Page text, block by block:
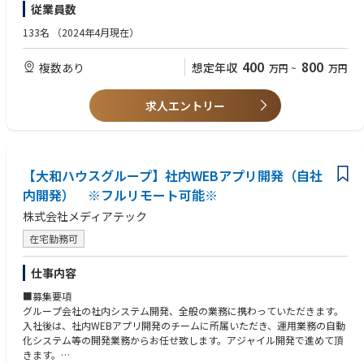
してもらう想定です。
＜クライアントは大和ハウスグループ全体＞
出資は大和ハウス本体になりますが、売上好調かつDX推進の優先度が高い
ため、投資を惜しむことはありません。
【歓迎】
・Scrumチームでの開発経験
・API設計（REST / GraphQL など）
・テスト戦略の設計・運用経験
・クラウド環境（AWS / Azure / GCP）の利用経験
【求める人物像】
・開発が好きな方
従業員数
133名 （2024年4月現在）
複数あり 想定年収 400 万円 ~ 800 万円
求人エントリー
【大和ハウスグループ】社内WEBアプリ開発（自社
内開発） ※フルリモート可能※
株式会社メディアテック
在宅勤務可
仕事内容
■募集要項
グループ会社の社内システム開発、全般の業務に携わっていただきます。
入社後は、社内WEBアプリ開発のチームに所属いただき、運用業務の自動
化システム等の開発業務からお任せ致します。アジャイル開発で進めて頂
きます。